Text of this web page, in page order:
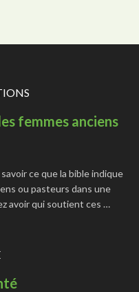
femmes anciens
ce que la bible indique
ou pasteurs dans une
avoir qui soutient ces …